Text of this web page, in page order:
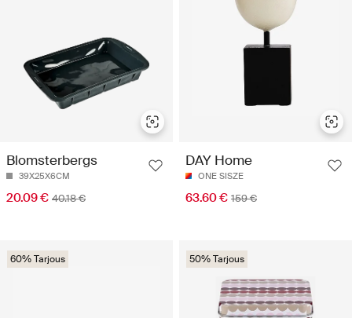
Blomsterbergs
39X25X6CM
20.09 € 40.18 €
DAY Home
ONE SISZE
63.60 € 159 €
60% Tarjous 50% Tarjous